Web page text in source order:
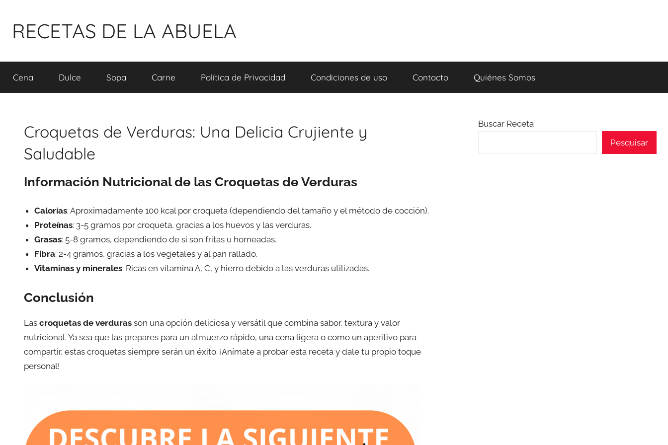
RECETAS DE LA ABUELA
Cena Dulce Sopa Carne Política de Privacidad Condiciones de uso Contacto Quiénes Somos
Croquetas de Verduras: Una Delicia Crujiente y
Saludable
Información Nutricional de las Croquetas de Verduras
Calorías: Aproximadamente 100 kcal por croqueta (dependiendo del tamaño y el método de cocción).
Proteínas: 3-5 gramos por croqueta, gracias a los huevos y las verduras.
Grasas: 5-8 gramos, dependiendo de si son fritas u horneadas.
Fibra: 2-4 gramos, gracias a los vegetales y al pan rallado.
Vitaminas y minerales: Ricas en vitamina A, C, y hierro debido a las verduras utilizadas.
Conclusión
Las croquetas de verduras son una opción deliciosa y versátil que combina sabor, textura y valor
nutricional. Ya sea que las prepares para un almuerzo rápido, una cena ligera o como un aperitivo para
compartir, estas croquetas siempre serán un éxito. ¡Anímate a probar esta receta y dale tu propio toque
personal!
Buscar Receta
Pesquisar